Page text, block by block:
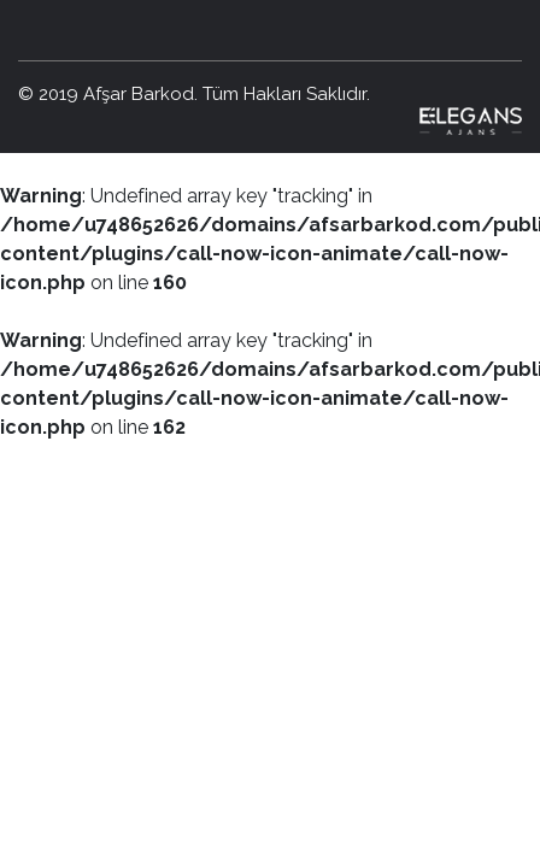
© 2019 Afşar Barkod. Tüm Hakları Saklıdır.
Warning: Undefined array key "tracking" in
/home/u748652626/domains/afsarbarkod.com/
content/plugins/call-now-icon-animate/call-now-
icon.php on line 160
Warning: Undefined array key "tracking" in
/home/u748652626/domains/afsarbarkod.com/
content/plugins/call-now-icon-animate/call-now-
icon.php on line 162